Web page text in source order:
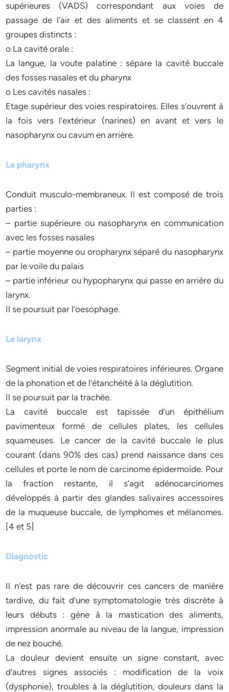
supérieures (VADS) correspondant aux voies de
passage de l’air et des aliments et se classent en 4
groupes distincts :
o La cavité orale :
La langue, la voute palatine : sépare la cavité buccale
des fosses nasales et du pharynx
o Les cavités nasales :
Etage supérieur des voies respiratoires. Elles s’ouvrent à
la fois vers l’extérieur (narines) en avant et vers le
nasopharynx ou cavum en arrière.
Le pharynx
Conduit musculo-membraneux. Il est composé de trois
parties :
– partie supérieure ou nasopharynx en communication
avec les fosses nasales
– partie moyenne ou oropharynx séparé du nasopharynx
par le voile du palais
– partie inférieur ou hypopharynx qui passe en arrière du
larynx.
Il se poursuit par l’oesophage.
Le larynx
Segment initial de voies respiratoires inférieures. Organe
de la phonation et de l’étanchéité à la déglutition.
Il se poursuit par la trachée.
La cavité buccale est tapissée d’un épithélium
pavimenteux formé de cellules plates, les cellules
squameuses. Le cancer de la cavité buccale le plus
courant (dans 90% des cas) prend naissance dans ces
cellules et porte le nom de carcinome épidermoïde. Pour
la fraction restante, il s’agit adénocarcinomes
développés à partir des glandes salivaires accessoires
de la muqueuse buccale, de lymphomes et mélanomes.
[4 et 5]
Diagnostic
Il n’est pas rare de découvrir ces cancers de manière
tardive, du fait d’une symptomatologie très discrète à
leurs débuts : gène à la mastication des aliments,
impression anormale au niveau de la langue, impression
de nez bouché.
La douleur devient ensuite un signe constant, avec
d’autres signes associés : modification de la voix
(dysphonie), troubles à la déglutition, douleurs dans la